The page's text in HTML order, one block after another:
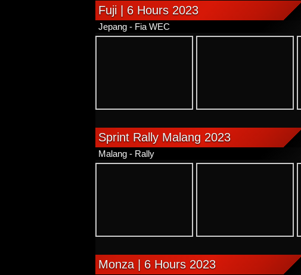
Fuji | 6 Hours 2023
Jepang - Fia WEC
Sprint Rally Malang 2023
Malang - Rally
Monza | 6 Hours 2023